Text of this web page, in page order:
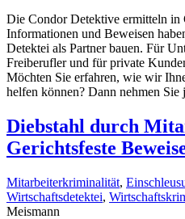
Die Condor Detektive ermitteln in
Informationen und Beweisen
Detektei als Partner bauen. Für
Freiberufler und für private
Möchten Sie erfahren, wie wir
helfen können? Dann nehmen
Diebstahl durch
Gerichtsfeste
Mitarbeiterkriminalität,
Wirtschaftsdetektei,
Meismann